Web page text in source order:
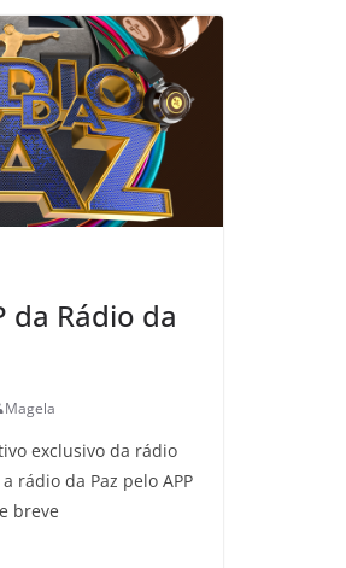
da Rádio da
Magela
exclusivo da rádio
rádio da Paz pelo APP
breve